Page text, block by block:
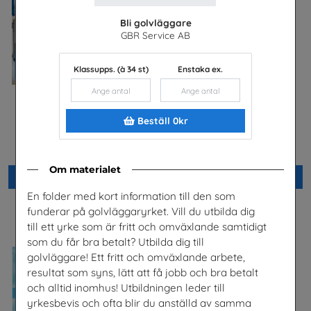
Bli golvläggare
GBR Service AB
Klassupps. (à 34 st) Enstaka ex.
Beställ 0kr
Om materialet
En folder med kort information till den som
funderar på golvläggaryrket. Vill du utbilda dig
till ett yrke som är fritt och omväxlande samtidigt
som du får bra betalt? Utbilda dig till
golvläggare! Ett fritt och omväxlande arbete,
resultat som syns, lätt att få jobb och bra betalt
och alltid inomhus! Utbildningen leder till
yrkesbevis och ofta blir du anställd av samma
värmepumpstekniker och
Beställ 0kr
Yrkessvenska fiber och
stadsnät